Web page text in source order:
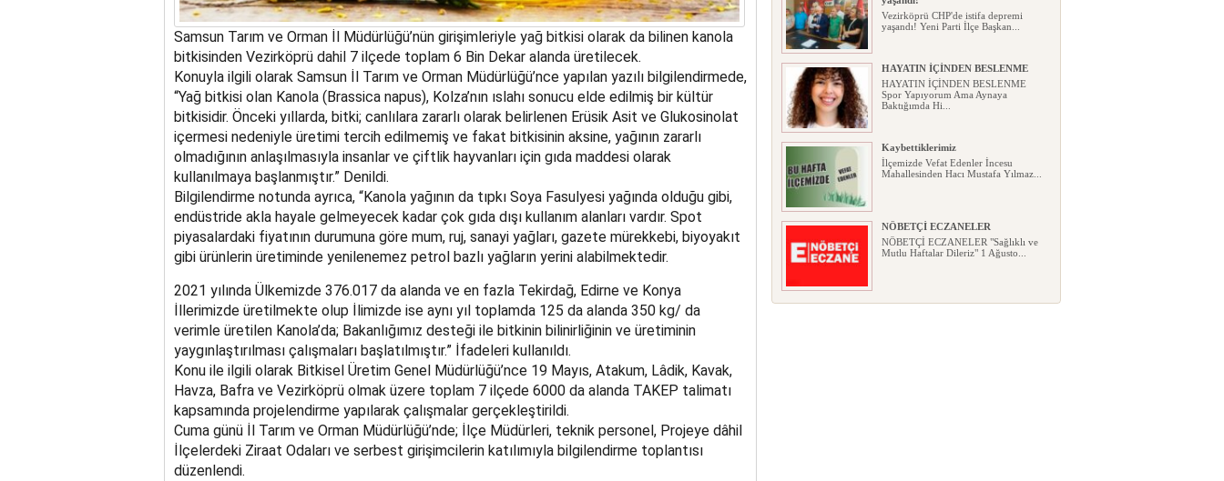
Samsun Tarım ve Orman İl Müdürlüğü’nün girişimleriyle yağ bitkisi olarak da bilinen kanola
bitkisinden Vezirköprü dahil 7 ilçede toplam 6 Bin Dekar alanda üretilecek.
Konuyla ilgili olarak Samsun İl Tarım ve Orman Müdürlüğü’nce yapılan yazılı bilgilendirmede,
“Yağ bitkisi olan Kanola (Brassica napus), Kolza’nın ıslahı sonucu elde edilmiş bir kültür
bitkisidir. Önceki yıllarda, bitki; canlılara zararlı olarak belirlenen Erüsik Asit ve Glukosinolat
içermesi nedeniyle üretimi tercih edilmemiş ve fakat bitkisinin aksine, yağının zararlı
olmadığının anlaşılmasıyla insanlar ve çiftlik hayvanları için gıda maddesi olarak
kullanılmaya başlanmıştır.” Denildi.
Bilgilendirme notunda ayrıca, “Kanola yağının da tıpkı Soya Fasulyesi yağında olduğu gibi,
endüstride akla hayale gelmeyecek kadar çok gıda dışı kullanım alanları vardır. Spot
piyasalardaki fiyatının durumuna göre mum, ruj, sanayi yağları, gazete mürekkebi, biyoyakıt
gibi ürünlerin üretiminde yenilenemez petrol bazlı yağların yerini alabilmektedir.
2021 yılında Ülkemizde 376.017 da alanda ve en fazla Tekirdağ, Edirne ve Konya
İllerimizde üretilmekte olup İlimizde ise aynı yıl toplamda 125 da alanda 350 kg/ da
verimle üretilen Kanola’da; Bakanlığımız desteği ile bitkinin bilinirliğinin ve üretiminin
yaygınlaştırılması çalışmaları başlatılmıştır.” İfadeleri kullanıldı.
Konu ile ilgili olarak Bitkisel Üretim Genel Müdürlüğü’nce 19 Mayıs, Atakum, Lâdik, Kavak,
Havza, Bafra ve Vezirköprü olmak üzere toplam 7 ilçede 6000 da alanda TAKEP talimatı
kapsamında projelendirme yapılarak çalışmalar gerçekleştirildi.
Cuma günü İl Tarım ve Orman Müdürlüğü’nde; İlçe Müdürleri, teknik personel, Projeye dâhil
İlçelerdeki Ziraat Odaları ve serbest girişimcilerin katılımıyla bilgilendirme toplantısı
düzenlendi.
Vezirköprü CHP'de istifa depremi
yaşandı! Yeni Parti İlçe Başkan...
HAYATIN İÇİNDEN BESLENME
HAYATIN İÇİNDEN BESLENME
Spor Yapıyorum Ama Aynaya
Baktığımda Hi...
Kaybettiklerimiz
İlçemizde Vefat Edenler İncesu
Mahallesinden Hacı Mustafa Yılmaz...
NÖBETÇİ ECZANELER
NÖBETÇİ ECZANELER "Sağlıklı ve
Mutlu Haftalar Dileriz" 1 Ağusto...
Okullarda yeni dönem: Yönetmelik